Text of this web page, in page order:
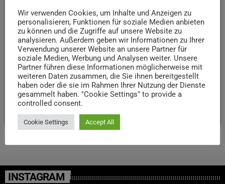
Tierheim Trier dazu…
Gutscheine, Schokolade, Klamotten - das alles und vieles
mehr landet bei vielen unterm Weihnachtsbaum
Aber
leider kommt es auch immer wieder vor, dass Haustiere
verschenkt und später wieder zurückgegeben werden
Anna Falkenhorst vom Tierheim Trier spricht mit
uns über das Thema:
today 22. DEZEMBER 2025
INSTAGRAM
Wir verwenden Cookies, um Inhalte und Anzeigen zu
personalisieren, Funktionen für soziale Medien anbieten
zu können und die Zugriffe auf unsere Website zu
analysieren. Außerdem geben wir Informationen zu Ihrer
Verwendung unserer Website an unsere Partner für
soziale Medien, Werbung und Analysen weiter. Unsere
Partner führen diese Informationen möglicherweise mit
weiteren Daten zusammen, die Sie ihnen bereitgestellt
haben oder die sie im Rahmen Ihrer Nutzung der Dienste
gesammelt haben. "Cookie Settings" to provide a
controlled consent.
Cookie Settings Accept All